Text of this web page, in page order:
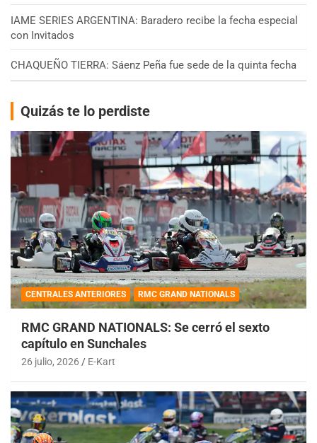
IAME SERIES ARGENTINA: Baradero recibe la fecha especial
con Invitados
CHAQUEÑO TIERRA: Sáenz Peña fue sede de la quinta fecha
Quizás te lo perdiste
CENTRALES ANTERIORES RMC GRAND NATIONALS
RMC GRAND NATIONALS: Se cerró el sexto
capítulo en Sunchales
26 julio, 2026 E-Kart